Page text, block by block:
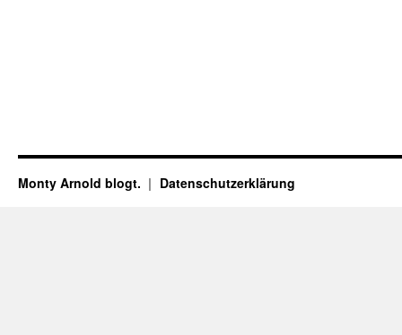
Monty Arnold blogt. Datenschutz­erklärung